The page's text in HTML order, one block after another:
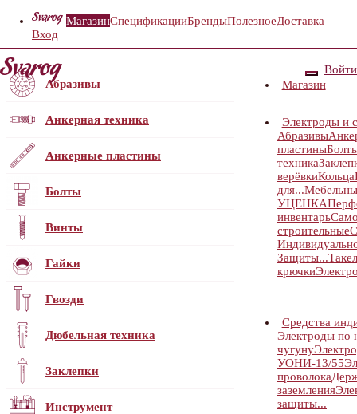
МагазинСпецификацииБрендыПолезноеДоставка
Вход
Войти
Абразивы
Анкерная техника
Анкерные пластины
Болты
Винты
Гайки
Гвозди
Дюбельная техника
Заклепки
Инструмент
Магазин
Электроды и
Абразивы
пластины
техника
верёвкиКольца
для...
УЦЕНКА
инвентарь
строительные
Защиты...
крючки
Средства
Электроды по
чугуну
УОНИ-13/55
проволока
заземления
защиты...